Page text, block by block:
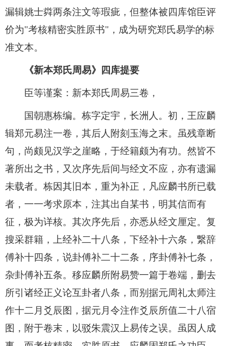
漏辑姚士粦两条注文等瑕疵，但整体被四库馆臣评
价为"考核精密实胜原书"，成为研究郑氏易学的标
准文本。
《新本郑氏周易》四库提要
臣等谨案：新本郑氏周易三卷，
国朝惠栋编。栋字定宇，长洲人。初，王应麟
辑郑元易注一卷，其后人附刻玉海之末。虽残章断
句，尚颇见汉学之崖略，于经籍颇为有功。然皆不
著所出之书，又次序先后间与经文不应，亦有遗漏
未载者。栋因其旧本，重为补正，凡应麟书所已载
者，一一考求原本，注其出自某书，明其信而有
征，极为详核。其次序先后，亦悉从经文厘定。复
搜采群籍，上经补二十八条，下经补十六条，繋辞
傅补十四条，说卦傅补二十二条，序卦傅补七条，
杂卦傅补五条。移应麟所附易赞一篇于卷端，删去
所引诸经正义论互卦者八条，而别据元周礼太师注
作十二月爻辰图，据元月令注作爻辰所值二十八宿
图，附于卷末，以驳朱震汉上易传之误。虽因人成